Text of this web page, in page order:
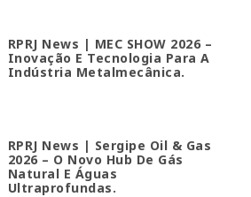
RPRJ News | MEC SHOW 2026 –
Inovação E Tecnologia Para A
Indústria Metalmecânica.
RPRJ News | Sergipe Oil & Gas
2026 – O Novo Hub De Gás
Natural E Águas
Ultraprofundas.